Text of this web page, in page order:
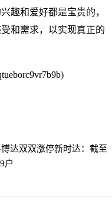
趣和爱好都是宝贵的，
和需求，以实现真正的
达双双涨停新时达：截至
户